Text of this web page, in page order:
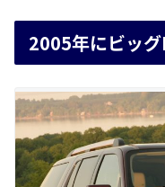
2005年にビッ